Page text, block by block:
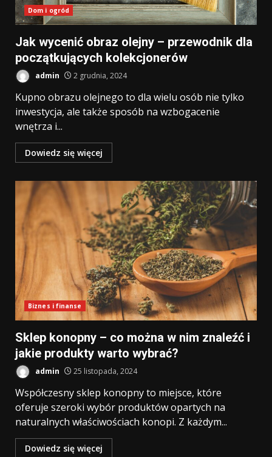
Dom i ogród
Jak wycenić obraz olejny – przewodnik dla
początkujących kolekcjonerów
admin 2 grudnia, 2024
Kupno obrazu olejnego to dla wielu osób nie tylko
inwestycja, ale także sposób na wzbogacenie
wnętrza i...
Dowiedz się więcej
Biznes i finanse
Sklep konopny – co można w nim znaleźć i
jakie produkty warto wybrać?
admin 25 listopada, 2024
Współczesny sklep konopny to miejsce, które
oferuje szeroki wybór produktów opartych na
naturalnych właściwościach konopi. Z każdym...
Dowiedz się więcej